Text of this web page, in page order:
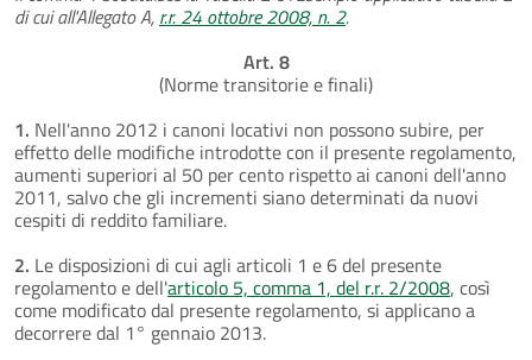
di cui all'Allegato A, r.r. 24 ottobre 2008, n. 2.
Art. 8
(Norme transitorie e finali)
1. Nell'anno 2012 i canoni locativi non possono subire, per
effetto delle modifiche introdotte con il presente regolamento,
aumenti superiori al 50 per cento rispetto ai canoni dell'anno
2011, salvo che gli incrementi siano determinati da nuovi
cespiti di reddito familiare.
2. Le disposizioni di cui agli articoli 1 e 6 del presente
regolamento e dell'articolo 5, comma 1, del r.r. 2/2008, così
come modificato dal presente regolamento, si applicano a
decorrere dal 1° gennaio 2013.